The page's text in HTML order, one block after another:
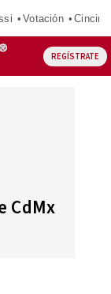
Votación
REGÍSTRATE
CdMx